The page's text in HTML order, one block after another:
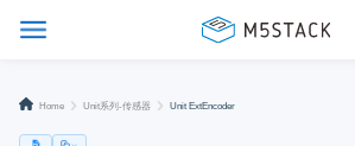
Home Unit系列-传感器 Unit ExtEncoder